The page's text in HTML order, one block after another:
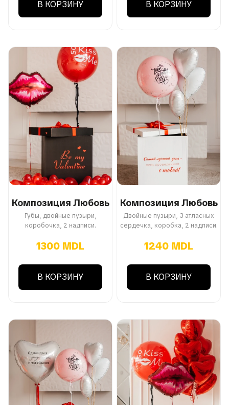
В КОРЗИНУ В КОРЗИНУ
Композиция Любовь
Губы, двойные пузыри,
коробочка, 2 надписи.
1300 MDL
В КОРЗИНУ
Композиция Любовь
Двойные пузыри, 3 атласных
сердечка, коробка, 2 надписи.
1240 MDL
В КОРЗИНУ